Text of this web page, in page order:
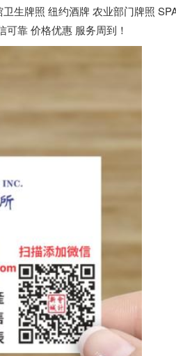
生牌照 纽约酒牌 农业部门牌照
靠 价格优惠 服务周到！